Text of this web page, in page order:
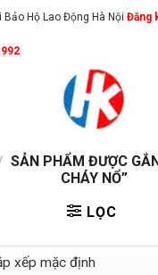
Hộ Lao Động Hà Nội Đăng
SẢN PHẨM ĐƯỢC
CHÁY NỔ”
LỌC